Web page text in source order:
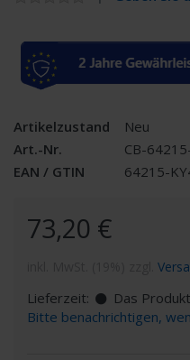
Artikelzustand
Neu
Art.-Nr.
CB-
EAN / GTIN
64215-
73,20 €
Lieferzeit:
Das
Bitte benachrichtigen,